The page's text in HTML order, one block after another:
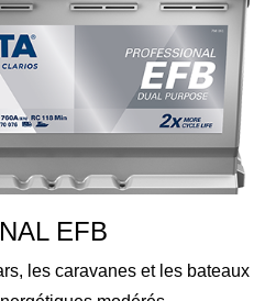
EFB
les caravanes et les bateaux